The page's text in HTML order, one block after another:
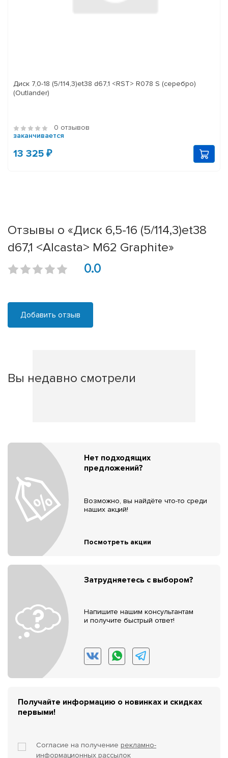
Диск 7,0-18 (5/114,3)et38 d67,1 <RST> R078 S (серебро)
(Outlander)
0 отзывов
заканчивается
13 325 ₽
Отзывы о «Диск 6,5-16 (5/114,3)et38
d67,1 <Alcasta> M62 Graphite»
0.0
Добавить отзыв
Вы недавно смотрели
Нет подходящих
предложений?
Возможно, вы найдёте что-то среди
наших акций!
Посмотреть акции
Затрудняетесь с выбором?
Напишите нашим консультантам
и получите быстрый ответ!
Получайте информацию о новинках и скидках
первыми!
Согласие на получение рекламно-
информационных рассылок